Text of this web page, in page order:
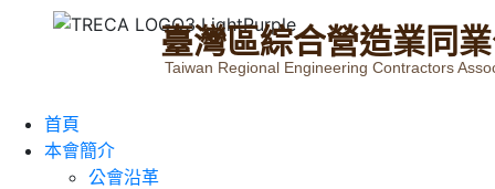
臺灣區綜合營造業同業
Taiwan Regional Engineering Contractors
首頁
本會簡介
公會沿革